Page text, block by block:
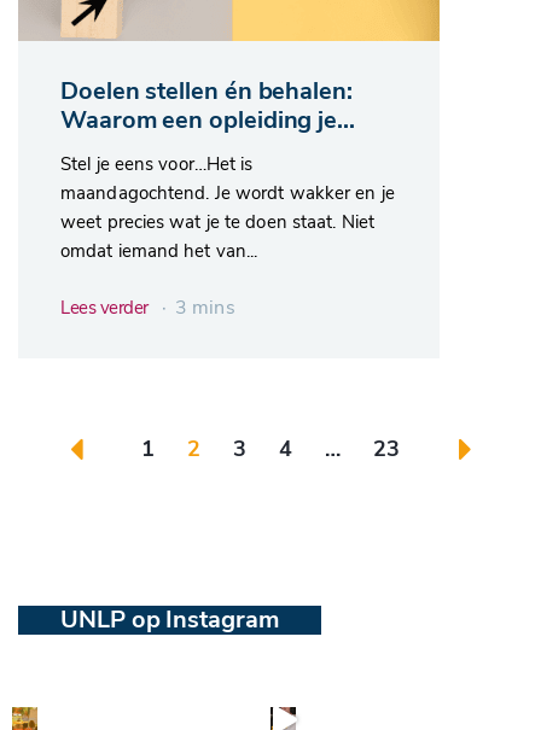
Doelen stellen én behalen:
Waarom een opleiding je...
Stel je eens voor…Het is
maandagochtend. Je wordt wakker en je
weet precies wat je te doen staat. Niet
omdat iemand het van...
Lees verder ∙ 3 mins
1 2 3 4 … 23
UNLP op Instagram